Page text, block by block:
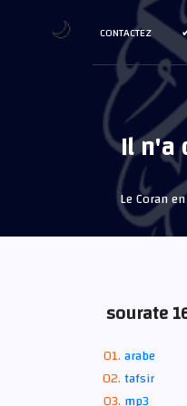
CONTACTEZ
Il n'a
Le Coran
sourate
arabe
tafsir
🌙